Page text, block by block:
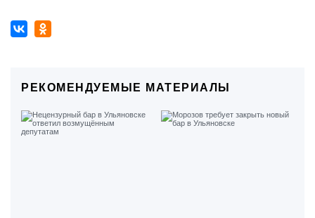
РЕКОМЕНДУЕМЫЕ МАТЕРИАЛЫ